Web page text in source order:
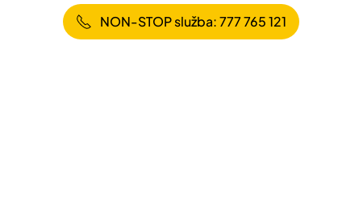
NON-STOP služba: 777 765 121